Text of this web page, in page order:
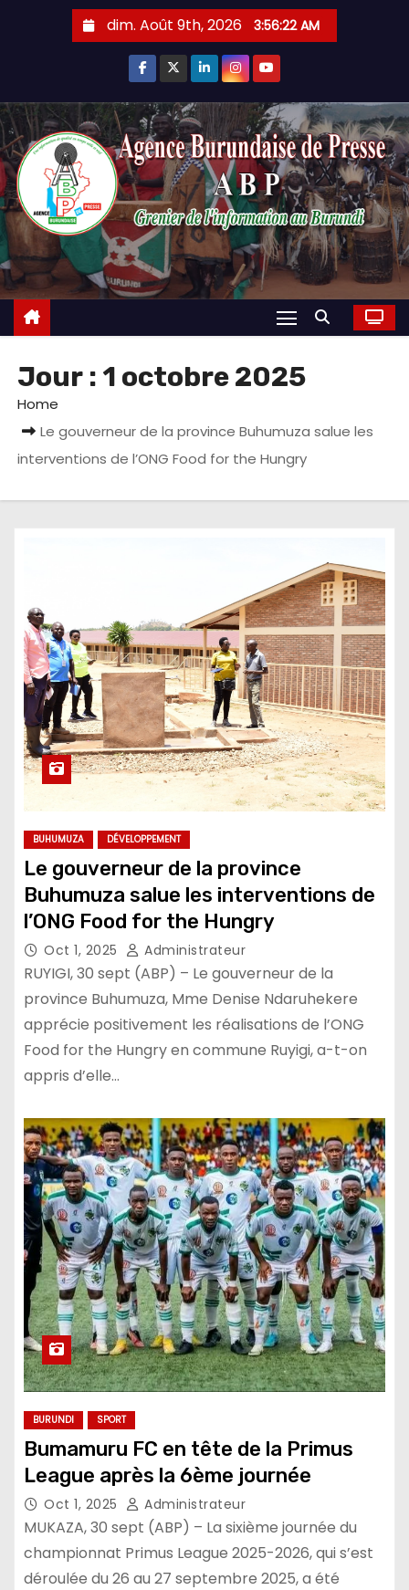
dim. Août 9th, 2026 3:56:24 AM
Jour : 1 octobre 2025
Home
Le gouverneur de la province Buhumuza salue les
interventions de l’ONG Food for the Hungry
BUHUMUZA DÉVELOPPEMENT
Le gouverneur de la province
Buhumuza salue les interventions de
l’ONG Food for the Hungry
Oct 1, 2025 Administrateur
RUYIGI, 30 sept (ABP) – Le gouverneur de la
province Buhumuza, Mme Denise Ndaruhekere
apprécie positivement les réalisations de l’ONG
Food for the Hungry en commune Ruyigi, a-t-on
appris d’elle…
BURUNDI SPORT
Bumamuru FC en tête de la Primus
League après la 6ème journée
Oct 1, 2025 Administrateur
MUKAZA, 30 sept (ABP) – La sixième journée du
championnat Primus League 2025-2026, qui s’est
déroulée du 26 au 27 septembre 2025, a été